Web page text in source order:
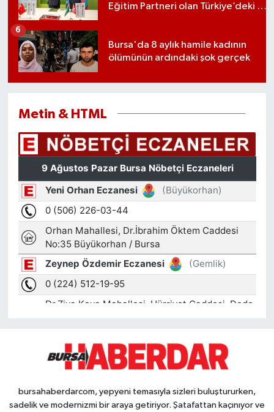
Eğitim Partneri olan Türkiye’deki ilk
Bursa'da 8 aylık hamile kadının
ölümünün ardındaki şok gerçek
6
Metin & HTML
bursahaberdarcom, yepyeni temasıyla sizleri buluştururken,
sadelik ve modernizmi bir araya getiriyor. Şatafattan kaçınıyor ve